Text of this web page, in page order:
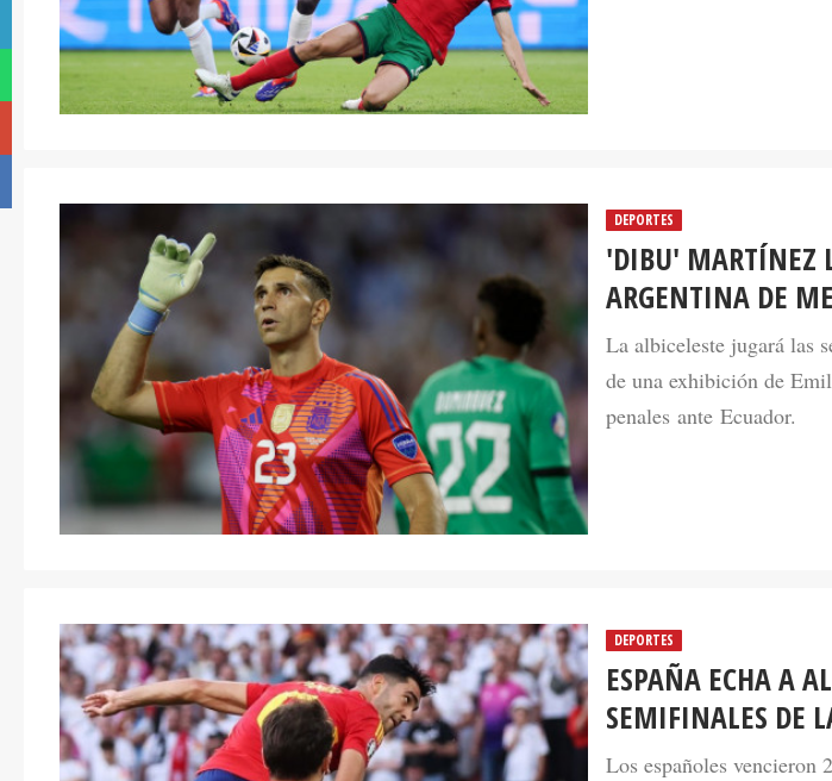
DEPORTES
'DIBU' MARTÍNEZ
ARGENTINA DE
La albiceleste jugará las
de una exhibición de
penales ante Ecuador.
DEPORTES
ESPAÑA ECHA A
SEMIFINALES DE
Los españoles vencieron